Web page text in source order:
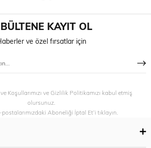
KAYIT OL
ve özel fırsatlar için
Koşullarımızı ve Gizlilik Politikamızı kabul etmiş
olursunuz.
postalarımızdaki Aboneliği İptal Et’i tıklayın.